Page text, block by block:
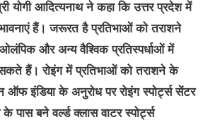
योगी आदित्यनाथ ने कहा कि उत्तर प्रदेश में
हैं। जरूरत है प्रतिभाओं को तराशने
ओलंपिक और अन्य वैश्विक प्रतिस्पर्धाओं में
हैं। रोइंग में प्रतिभाओं को तराशने के
ऑफ इंडिया के अनुरोध पर रोइंग स्पोर्ट्स सेंटर
पास बने वर्ल्ड क्लास वाटर स्पोर्ट्स